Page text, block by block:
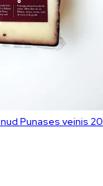
Punases veinis